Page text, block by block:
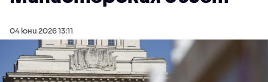
04 юни 2026 13:11